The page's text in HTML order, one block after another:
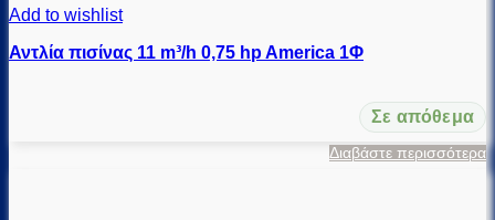
Add to wishlist
Αντλία πισίνας 11 m³/h 0,75 hp America 1Φ
Σε απόθεμα
Διαβάστε περισσότερα